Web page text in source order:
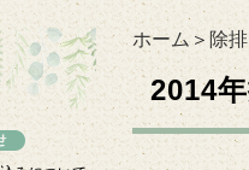
ホーム＞ 除
2014